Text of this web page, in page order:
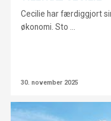
Cecilie har færdiggjort
økonomi. Sto ...
30. november 2025